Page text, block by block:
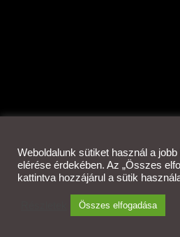
Weboldalunk sütiket használ a
elérése érdekében. Az „Összes
kattintva hozzájárul a sütik
Összes elfogadása